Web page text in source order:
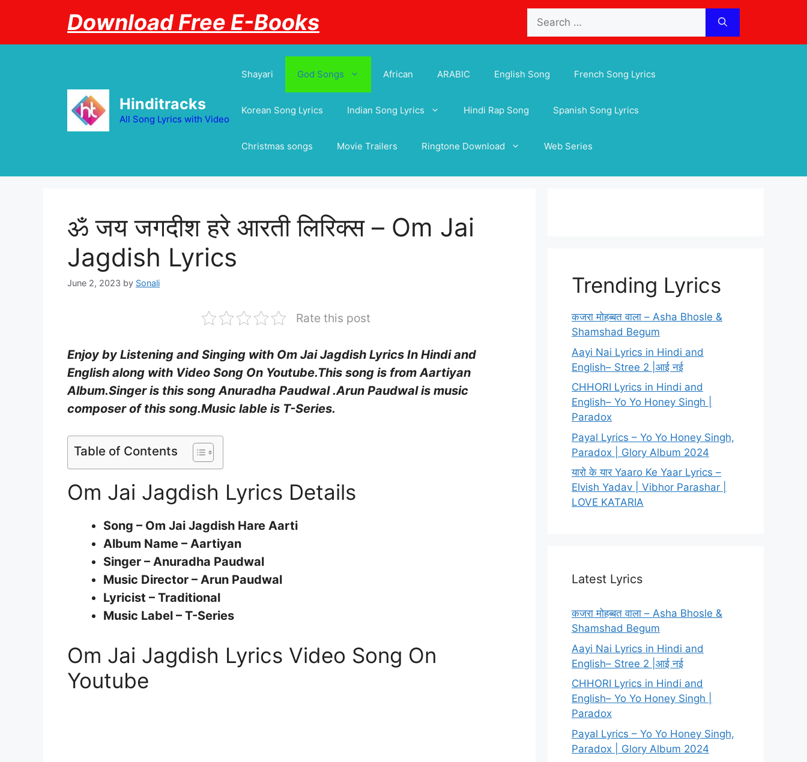
for:
Download Free E-Books
Hinditracks
All Song Lyrics with Video
Shayari God Songs African ARABIC English Song French Song Lyrics
Korean Song Lyrics Indian Song Lyrics Hindi Rap Song Spanish Song Lyrics
Christmas songs Movie Trailers Ringtone Download Web Series
ॐ जय जगदीश हरे आरती लिरिक्स – Om Jai
Jagdish Lyrics
June 2, 2023 by Sonali
Rate this post
Enjoy by Listening and Singing with Om Jai Jagdish Lyrics In Hindi and
English along with Video Song On Youtube.This song is fromAartiyan
Album.Singer is this songAnuradha Paudwal.Arun Paudwalis music
composer of this song.Music lable is T-Series.
Table of Contents
Om Jai Jagdish Lyrics Details
Song – Om Jai Jagdish Hare Aarti
Album Name – Aartiyan
Singer – Anuradha Paudwal
Music Director – Arun Paudwal
Lyricist – Traditional
Music Label – T-Series
Om Jai Jagdish Lyrics Video Song On
Youtube
Trending Lyrics
कजरा मोहब्बत वाला – Asha Bhosle &
Shamshad Begum
Aayi Nai Lyrics in Hindi and
English– Stree 2 |आई नई
CHHORI Lyrics in Hindi and
English– Yo Yo Honey Singh |
Paradox
Payal Lyrics – Yo Yo Honey Singh,
Paradox | Glory Album 2024
यारो के यार Yaaro Ke Yaar Lyrics –
Elvish Yadav | Vibhor Parashar |
LOVE KATARIA
Latest Lyrics
कजरा मोहब्बत वाला – Asha Bhosle &
Shamshad Begum
Aayi Nai Lyrics in Hindi and
English– Stree 2 |आई नई
CHHORI Lyrics in Hindi and
English– Yo Yo Honey Singh |
Paradox
Payal Lyrics – Yo Yo Honey Singh,
Paradox | Glory Album 2024